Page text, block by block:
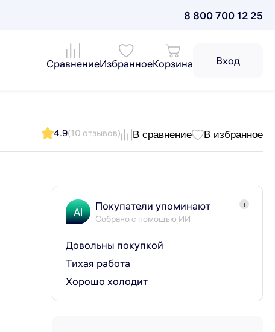
8 800 700 12 25
СравнениеИзбранноеКорзина Вход
4.9(10 отзывов) В сравнение В избранное
AI Покупатели упоминают
Собрано с помощью ИИ
i
Довольны покупкой
Тихая работа
Хорошо холодит